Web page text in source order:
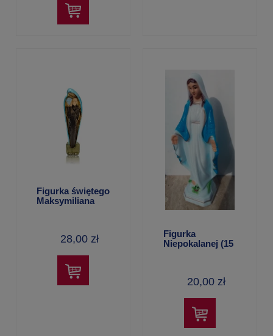
Figurka świętego
Maksymiliana
malowana28,00 zł
Figurka
Niepokalanej (15
20,00 zł